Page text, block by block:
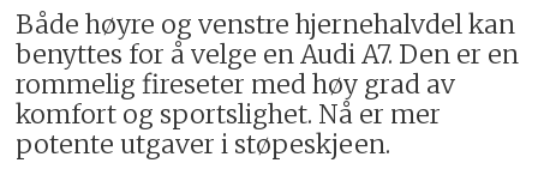
Både høyre og venstre hjernehalvdel kan
benyttes for å velge en Audi A7. Den er en
rommelig fireseter med høy grad av
komfort og sportslighet. Nå er mer
potente utgaver i støpeskjeen.